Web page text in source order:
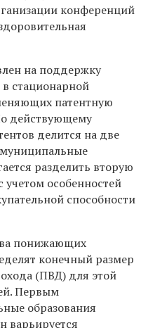
конференций
на поддержку
стационарной
патентную
действующему
делится на две
разделить вторую
учетом особенностей
способности
понижающих
конечный размер
(ПВД) для этой
Первым
образования
варьируется